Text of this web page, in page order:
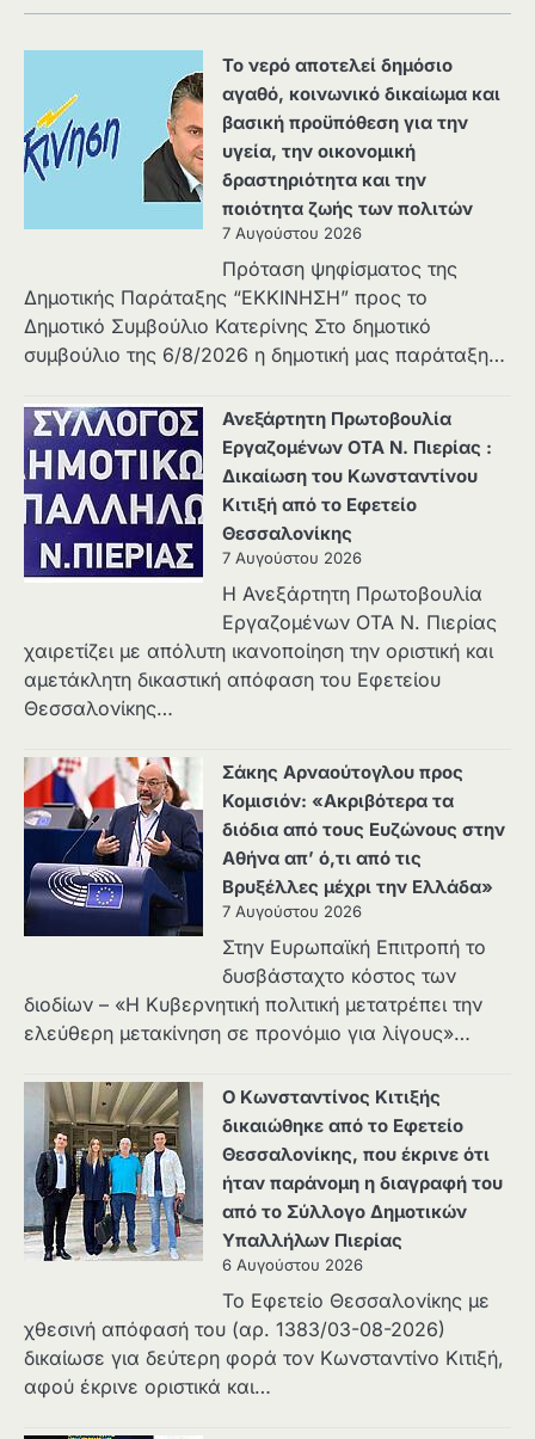
Το νερό αποτελεί δημόσιο
αγαθό, κοινωνικό δικαίωμα και
βασική προϋπόθεση για την
υγεία, την οικονομική
δραστηριότητα και την
ποιότητα ζωής των πολιτών
7 Αυγούστου 2026
Πρόταση ψηφίσματος της
Δημοτικής Παράταξης “ΕΚΚΙΝΗΣΗ” προς το
Δημοτικό Συμβούλιο Κατερίνης Στο δημοτικό
συμβούλιο της 6/8/2026 η δημοτική μας παράταξη…
Ανεξάρτητη Πρωτοβουλία
Εργαζομένων ΟΤΑ Ν. Πιερίας :
Δικαίωση του Κωνσταντίνου
Κιτιξή από το Εφετείο
Θεσσαλονίκης
7 Αυγούστου 2026
Η Ανεξάρτητη Πρωτοβουλία
Εργαζομένων ΟΤΑ Ν. Πιερίας
χαιρετίζει με απόλυτη ικανοποίηση την οριστική και
αμετάκλητη δικαστική απόφαση του Εφετείου
Θεσσαλονίκης…
Σάκης Αρναούτογλου προς
Κομισιόν: «Ακριβότερα τα
διόδια από τους Ευζώνους στην
Αθήνα απ’ ό,τι από τις
Βρυξέλλες μέχρι την Ελλάδα»
7 Αυγούστου 2026
Στην Ευρωπαϊκή Επιτροπή το
δυσβάσταχτο κόστος των
διοδίων – «Η Κυβερνητική πολιτική μετατρέπει την
ελεύθερη μετακίνηση σε προνόμιο για λίγους»…
Ο Κωνσταντίνος Κιτιξής
δικαιώθηκε από το Εφετείο
Θεσσαλονίκης, που έκρινε ότι
ήταν παράνομη η διαγραφή του
από το Σύλλογο Δημοτικών
Υπαλλήλων Πιερίας
6 Αυγούστου 2026
Το Εφετείο Θεσσαλονίκης με
χθεσινή απόφασή του (αρ. 1383/03-08-2026)
δικαίωσε για δεύτερη φορά τον Κωνσταντίνο Κιτιξή,
αφού έκρινε οριστικά και…